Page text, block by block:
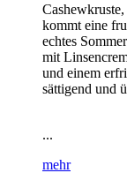
kommt eine
echtes
mit
und einem
sättigend und
...
mehr